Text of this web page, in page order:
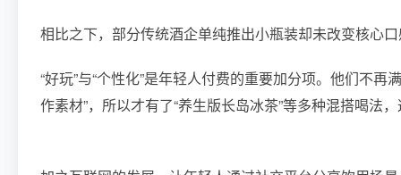
相比之下，部分传统酒企单纯推出小瓶装却未改变核心
“好玩”与“个性化”是年轻人付费的重要加分项。他们不
作素材”，所以才有了“养生版长岛冰茶”等多种混搭喝法